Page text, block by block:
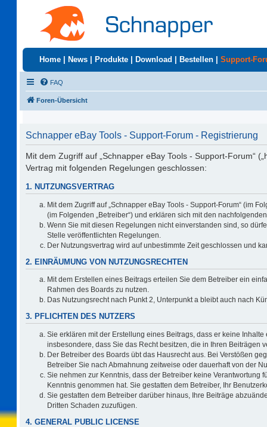
Home News Produkte Download Bestellen Support-
FAQ
Foren-Übersicht
Schnapper eBay Tools - Support-Forum - Registrierung
Mit dem Zugriff auf „Schnapper eBay Tools - Support-Forum“
Vertrag mit folgenden Regelungen geschlossen:
1. NUTZUNGSVERTRAG
Mit dem Zugriff auf „Schnapper eBay Tools - Support-Forum“ (im
(im Folgenden „Betreiber“) und erklären sich mit den
Wenn Sie mit diesen Regelungen nicht einverstanden sind, so
Stelle veröffentlichten Regelungen.
Der Nutzungsvertrag wird auf unbestimmte Zeit geschlossen und
2. EINRÄUMUNG VON NUTZUNGSRECHTEN
Mit dem Erstellen eines Beitrags erteilen Sie dem Betreiber ein
Rahmen des Boards zu nutzen.
Das Nutzungsrecht nach Punkt 2, Unterpunkt a bleibt auch nach
3. PFLICHTEN DES NUTZERS
Sie erklären mit der Erstellung eines Beitrags, dass er keine
insbesondere, dass Sie das Recht besitzen, die in Ihren Beiträgen
Der Betreiber des Boards übt das Hausrecht aus. Bei Verstößen
Betreiber Sie nach Abmahnung zeitweise oder dauerhaft von der
Sie nehmen zur Kenntnis, dass der Betreiber keine Verantwortung
Kenntnis genommen hat. Sie gestatten dem Betreiber, Ihr
Sie gestatten dem Betreiber darüber hinaus, Ihre Beiträge
Dritten Schaden zuzufügen.
4. GENERAL PUBLIC LICENSE